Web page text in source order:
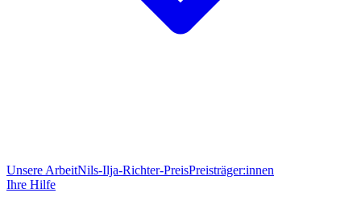
Unsere ArbeitNils-Ilja-Richter-PreisPreisträger:innen
Ihre Hilfe